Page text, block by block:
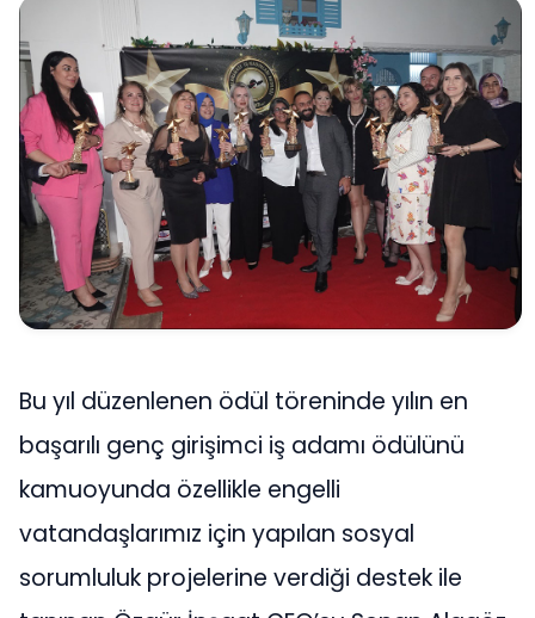
Bu yıl düzenlenen ödül töreninde yılın en
başarılı genç girişimci iş adamı ödülünü
kamuoyunda özellikle engelli
vatandaşlarımız için yapılan sosyal
sorumluluk projelerine verdiği destek ile